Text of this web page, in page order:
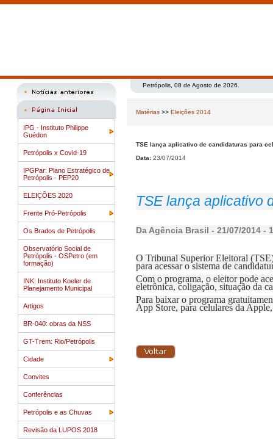
IPG - Instituto Philippe
Guédon
Petrópolis x Covid-19
IPGPar: Plano Estratégico de
Petrópolis - PEP20
ELEIÇÕES 2020
Frente Pró-Petrópolis
Os Brados de Petrópolis
Observatório Social de
Petrópolis - OSPetro (em
formação)
INK: Instituto Koeler de
Planejamento Municipal
Artigos
BR-040: obras da NSS
GT-Trem: Rio/Petrópolis
Cidade
Convites
Conferências
Petrópolis e as Chuvas
Revisão da LUPOS 2018
Petrópolis, 08 de Agosto de 2026.
Matérias >> Eleições 2014
TSE lança aplicativo de candidaturas para
Data: 23/07/2014
TSE lança aplicativo
Da Agência Brasil - 21/07/2014 -
O Tribunal Superior Eleitoral
para acessar o sistema de
Com o programa, o eleitor pode
eletrônica, coligação, situação da
Para baixar o programa
App Store, para celulares da